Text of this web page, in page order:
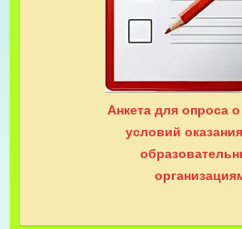
Анкета для опроса о
условий